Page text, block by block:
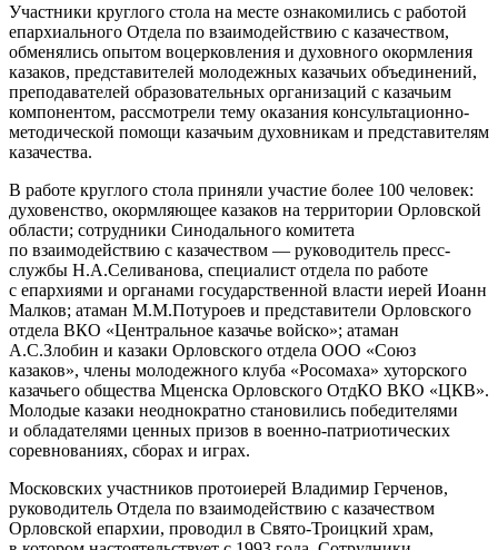
Участники круглого стола на месте ознакомились с работой
епархиального Отдела по взаимодействию с казачеством,
обменялись опытом воцерковления и духовного окормления
казаков, представителей молодежных казачьих объединений,
преподавателей образовательных организаций с казачьим
компонентом, рассмотрели тему оказания консультационно-
методической помощи казачьим духовникам и представителям
казачества.
В работе круглого стола приняли участие более 100 человек:
духовенство, окормляющее казаков на территории Орловской
области; сотрудники Синодального комитета
по взаимодействию с казачеством — руководитель пресс-
службы Н.А.Селиванова, специалист отдела по работе
с епархиями и органами государственной власти иерей Иоанн
Малков; атаман М.М.Потуроев и представители Орловского
отдела ВКО «Центральное казачье войско»; атаман
А.С.Злобин и казаки Орловского отдела ООО «Союз
казаков», члены молодежного клуба «Росомаха» хуторского
казачьего общества Мценска Орловского ОтдКО ВКО «ЦКВ».
Молодые казаки неоднократно становились победителями
и обладателями ценных призов в военно-патриотических
соревнованиях, сборах и играх.
Московских участников протоиерей Владимир Герченов,
руководитель Отдела по взаимодействию с казачеством
Орловской епархии, проводил в Свято-Троицкий храм,